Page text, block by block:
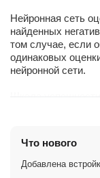
Нейронная сеть
найденных
том случае, если
одинаковых
нейронной сети.
Шкала
4 - успешный
5 - отличный
Что нового
Добавлена